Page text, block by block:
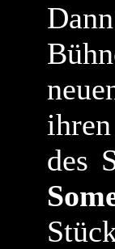
des